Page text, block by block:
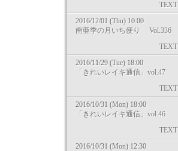
TEXT
2016/12/01 (Thu) 10:00
南亜季の月いち便り Vol.336
TEXT
2016/11/29 (Tue) 18:00
「きれいレイキ通信」vol.47
TEXT
2016/10/31 (Mon) 18:00
「きれいレイキ通信」vol.46
TEXT
2016/10/31 (Mon) 12:30